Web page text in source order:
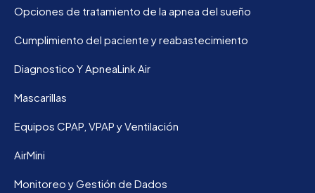
Opciones de tratamiento de la apnea del sueño
Cumplimiento del paciente y reabastecimiento
Diagnostico Y ApneaLink Air
Mascarillas
Equipos CPAP, VPAP y Ventilación
AirMini
Monitoreo y Gestión de Dados